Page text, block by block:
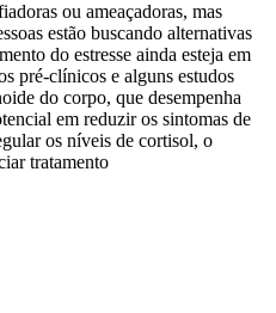
ou ameaçadoras, mas
estão buscando alternativas
do estresse ainda esteja em
pré-clínicos e alguns estudos
do corpo, que desempenha
em reduzir os sintomas de
os níveis de cortisol, o
tratamento